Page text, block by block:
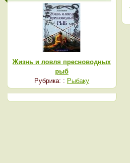
Жизнь и ловля пресноводных
рыб
Рубрика: : Рыбаку